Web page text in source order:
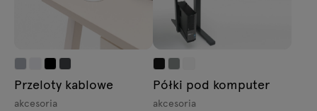
Przeloty kablowe
akcesoria
Półki pod komputer
akcesoria